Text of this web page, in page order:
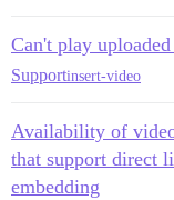
Can't play
Supportinsert-video
Availability of
that support direct
embedding